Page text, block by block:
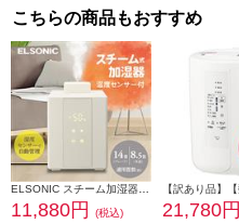
こちらの商品もおすすめ
11,880円
(税込)
21,780円